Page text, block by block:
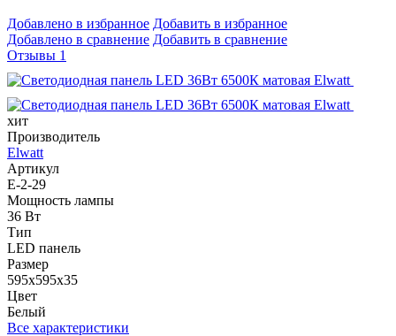
Добавлено в избранное Добавить в избранное
Добавлено в сравнение Добавить в сравнение
Отзывы 1
хит
Производитель
Elwatt
Артикул
E-2-29
Мощность лампы
36 Вт
Тип
LED панель
Размер
595х595х35
Цвет
Белый
Все характеристики